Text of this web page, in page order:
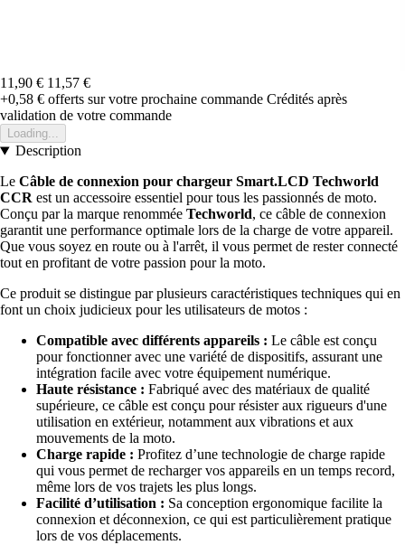
11,90 € 11,57 €
+0,58 € offerts sur votre prochaine commande Crédités après
validation de votre commande
Loading...
Description
Le Câble de connexion pour chargeur Smart.LCD Techworld
CCR est un accessoire essentiel pour tous les passionnés de moto.
Conçu par la marque renommée Techworld, ce câble de connexion
garantit une performance optimale lors de la charge de votre appareil.
Que vous soyez en route ou à l'arrêt, il vous permet de rester connecté
tout en profitant de votre passion pour la moto.
Ce produit se distingue par plusieurs caractéristiques techniques qui en
font un choix judicieux pour les utilisateurs de motos :
Compatible avec différents appareils : Le câble est conçu
pour fonctionner avec une variété de dispositifs, assurant une
intégration facile avec votre équipement numérique.
Haute résistance : Fabriqué avec des matériaux de qualité
supérieure, ce câble est conçu pour résister aux rigueurs d'une
utilisation en extérieur, notamment aux vibrations et aux
mouvements de la moto.
Charge rapide : Profitez d’une technologie de charge rapide
qui vous permet de recharger vos appareils en un temps record,
même lors de vos trajets les plus longs.
Facilité d’utilisation : Sa conception ergonomique facilite la
connexion et déconnexion, ce qui est particulièrement pratique
lors de vos déplacements.